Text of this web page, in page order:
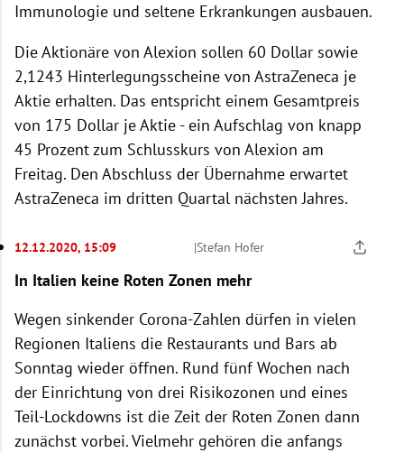
Immunologie und seltene Erkrankungen ausbauen.
Die Aktionäre von Alexion sollen 60 Dollar sowie
2,1243 Hinterlegungsscheine von AstraZeneca je
Aktie erhalten. Das entspricht einem Gesamtpreis
von 175 Dollar je Aktie - ein Aufschlag von knapp
45 Prozent zum Schlusskurs von Alexion am
Freitag. Den Abschluss der Übernahme erwartet
AstraZeneca im dritten Quartal nächsten Jahres.
12.12.2020, 15:09 |Stefan Hofer
In Italien keine Roten Zonen mehr
Wegen sinkender Corona-Zahlen dürfen in vielen
Regionen Italiens die Restaurants und Bars ab
Sonntag wieder öffnen. Rund fünf Wochen nach
der Einrichtung von drei Risikozonen und eines
Teil-Lockdowns ist die Zeit der Roten Zonen dann
zunächst vorbei. Vielmehr gehören die anfangs